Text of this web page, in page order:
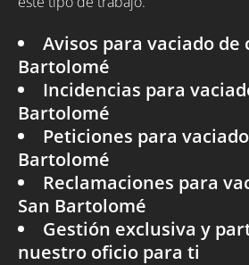
Avisos para vaciado de
Bartolomé
Incidencias para
Bartolomé
Peticiones para
Bartolomé
Reclamaciones para
San Bartolomé
Gestión exclusiva y
nuestro oficio para ti